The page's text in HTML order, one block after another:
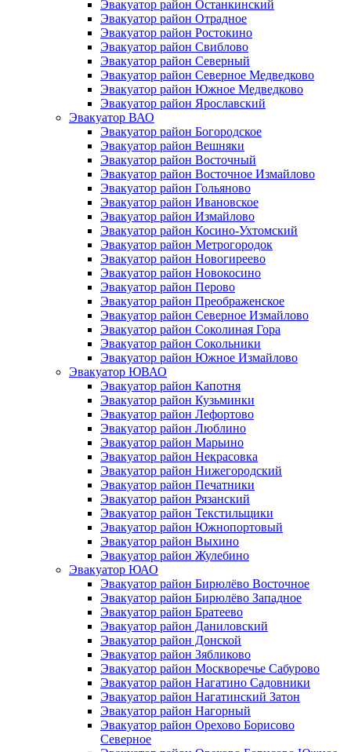
Эвакуатор район Останкинский
Эвакуатор район Отрадное
Эвакуатор район Ростокино
Эвакуатор район Свиблово
Эвакуатор район Северный
Эвакуатор район Северное Медведково
Эвакуатор район Южное Медведково
Эвакуатор район Ярославский
Эвакуатор ВАО
Эвакуатор район Богородское
Эвакуатор район Вешняки
Эвакуатор район Восточный
Эвакуатор район Восточное Измайлово
Эвакуатор район Гольяново
Эвакуатор район Ивановское
Эвакуатор район Измайлово
Эвакуатор район Косино-Ухтомский
Эвакуатор район Метрогородок
Эвакуатор район Новогиреево
Эвакуатор район Новокосино
Эвакуатор район Перово
Эвакуатор район Преображенское
Эвакуатор район Северное Измайлово
Эвакуатор район Соколиная Гора
Эвакуатор район Сокольники
Эвакуатор район Южное Измайлово
Эвакуатор ЮВАО
Эвакуатор район Капотня
Эвакуатор район Кузьминки
Эвакуатор район Лефортово
Эвакуатор район Люблино
Эвакуатор район Марьино
Эвакуатор район Некрасовка
Эвакуатор район Нижегородский
Эвакуатор район Печатники
Эвакуатор район Рязанский
Эвакуатор район Текстильщики
Эвакуатор район Южнопортовый
Эвакуатор район Выхино
Эвакуатор район Жулебино
Эвакуатор ЮАО
Эвакуатор район Бирюлёво Восточное
Эвакуатор район Бирюлёво Западное
Эвакуатор район Братеево
Эвакуатор район Даниловский
Эвакуатор район Донской
Эвакуатор район Зябликово
Эвакуатор район Москворечье Сабурово
Эвакуатор район Нагатино Cадовники
Эвакуатор район Нагатинский Затон
Эвакуатор район Нагорный
Эвакуатор район Орехово Борисово
Северное